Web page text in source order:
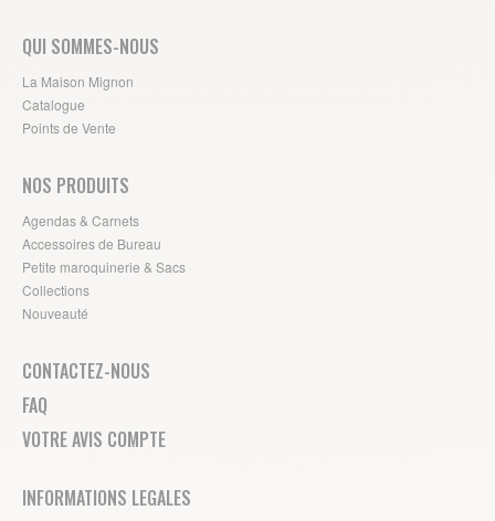
QUI SOMMES-NOUS
La Maison Mignon
Catalogue
Points de Vente
NOS PRODUITS
Agendas & Carnets
Accessoires de Bureau
Petite maroquinerie & Sacs
Collections
Nouveauté
CONTACTEZ-NOUS
FAQ
VOTRE AVIS COMPTE
INFORMATIONS LEGALES